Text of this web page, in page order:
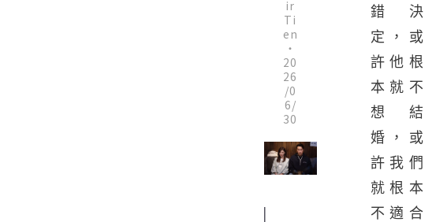
ir
Ti
en
・
20
26
/0
6/
30
錯決
定，或
許他根
本就不
想結
婚，或
許我們
就根本
不適合